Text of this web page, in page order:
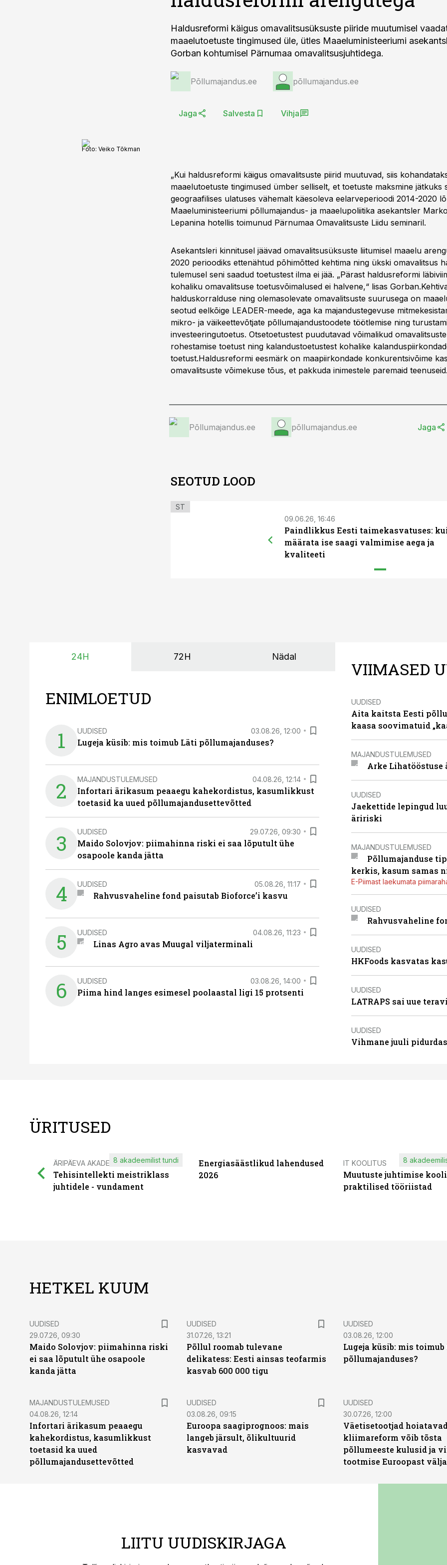
Haldusreformi käigus omavalitsusüksuste piiride muutumisel
maaelutoetuste tingimused üle, ütles Maaeluministeeriumi
Gorban kohtumisel Pärnumaa omavalitsusjuhtidega.
Põllumajandus.ee põllumajandus.ee
Jaga Salvesta Vihja
Foto: Veiko Tõkman
„Kui haldusreformi käigus omavalitsuste piirid muutuvad, siis
maaelutoetuste tingimused ümber selliselt, et toetuste maksmine jätkuks
geograafilises ulatuses vähemalt käesoleva eelarveperioodi 2014-2020
Maaeluministeeriumi põllumajandus- ja maaelupoliitika asekantsler
Lepanina hotellis toimunud Pärnumaa Omavalitsuste Liidu seminaril.
Asekantsleri kinnitusel jäävad omavalitsusüksuste liitumisel maaelu
2020 perioodiks ettenähtud põhimõtted kehtima ning ükski omavalitsus
tulemusel seni saadud toetustest ilma ei jää. „Pärast haldusreformi
kohaliku omavalitsuse toetusvõimalused ei halvene,“ lisas
halduskorralduse ning olemasolevate omavalitsuste suurusega on
seotud eelkõige LEADER-meede, aga ka majandustegevuse
mikro- ja väikeettevõtjate põllumajandustoodete töötlemise ning
investeeringutoetus. Otsetoetustest puudutavad võimalikud
rohestamise toetust ning kalandustoetustest kohalike
toetust.Haldusreformi eesmärk on maapiirkondade konkurentsivõime
omavalitsuste võimekuse tõus, et pakkuda inimestele paremaid teenuseid.
Põllumajandus.ee põllumajandus.ee Jaga
SEOTUD LOOD
ST
09.06.26, 16:46
Paindlikkus Eesti taimekasvatuses:
määrata ise saagi valmimise aega ja
kvaliteeti
24H 72H Nädal
ENIMLOETUD
1 UUDISED 03.08.26, 12:00
Lugeja küsib: mis toimub Läti põllumajanduses?
2 MAJANDUSTULEMUSED 04.08.26, 12:14
Infortari ärikasum peaaegu kahekordistus, kasumlikkust
toetasid ka uued põllumajandusettevõtted
3 UUDISED 29.07.26, 09:30
Maido Solovjov: piimahinna riski ei saa lõputult ühe
osapoole kanda jätta
4 UUDISED 05.08.26, 11:17
Rahvusvaheline fond paisutab Bioforce’i kasvu
5 UUDISED 04.08.26, 11:23
Linas Agro avas Muugal viljaterminali
6 UUDISED 03.08.26, 14:00
Piima hind langes esimesel poolaastal ligi 15 protsenti
VIIMASED
UUDISED
Aita kaitsta Eesti
kaasa soovimatuid
MAJANDUSTULEMUSED
Arke Lihatööstuse
UUDISED
Jaekettide lepingud
äririski
MAJANDUSTULEMUSED
Põllumajanduse
kerkis, kasum samas
E-Piimast laekumata
UUDISED
Rahvusvaheline
UUDISED
HKFoods kasvatas
UUDISED
LATRAPS sai uue
UUDISED
Vihmane juuli
ÜRITUSED
ÄRIPÄEVA AKADEEMIA
Tehisintellekti meistriklass
juhtidele - vundament
8 akadeemilist tundi
Energiasäästlikud lahendused
2026
IT KOOLITUS
Muutuste juhtimise
praktilised tööriistad
8
HETKEL KUUM
UUDISED
29.07.26, 09:30
Maido Solovjov: piimahinna riski
ei saa lõputult ühe osapoole
kanda jätta
UUDISED
31.07.26, 13:21
Põllul roomab tulevane
delikatess: Eesti ainsas teofarmis
kasvab 600 000 tigu
UUDISED
03.08.26, 12:00
Lugeja küsib: mis
põllumajanduses?
MAJANDUSTULEMUSED
04.08.26, 12:14
Infortari ärikasum peaaegu
kahekordistus, kasumlikkust
toetasid ka uued
põllumajandusettevõtted
UUDISED
03.08.26, 09:15
Euroopa saagiprognoos: mais
langeb järsult, õlikultuurid
kasvavad
UUDISED
30.07.26, 12:00
Väetisetootjad
kliimareform võib tõsta
põllumeeste kulusid ja
tootmise Euroopast välja
LIITU UUDISKIRJAGA